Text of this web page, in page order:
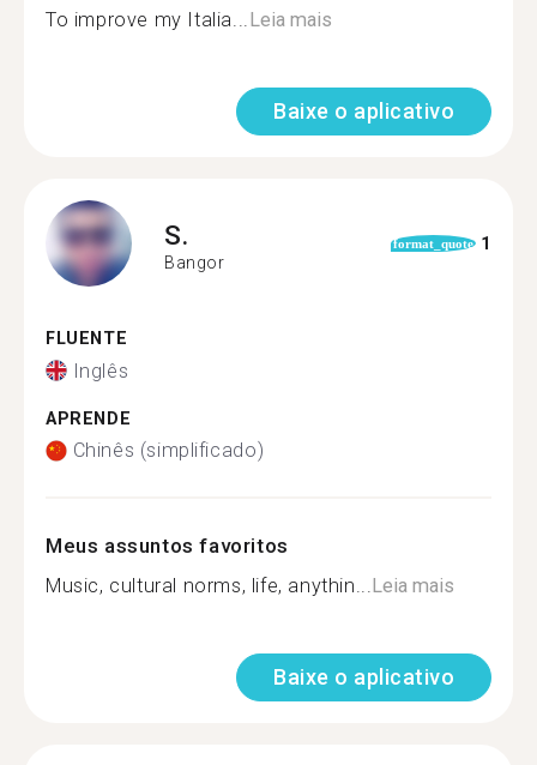
To improve my Italia...Leia mais
Baixe o aplicativo
S.
Bangor
format_quote 1
FLUENTE
Inglês
APRENDE
Chinês (simplificado)
Meus assuntos favoritos
Music, cultural norms, life, anythin...Leia mais
Baixe o aplicativo